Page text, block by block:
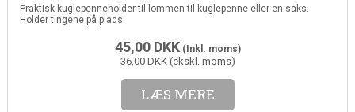
Praktisk kuglepenneholder til lommen til kuglepenne eller en saks.
Holder tingene på plads
45,00 DKK(Inkl. moms)
36,00 DKK (ekskl. moms)
LÆS MERE